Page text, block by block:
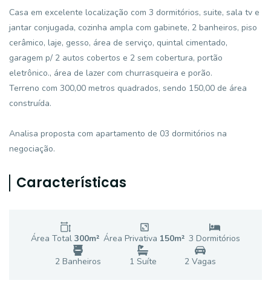
Casa em excelente localização com 3 dormitórios, suite, sala tv e
jantar conjugada, cozinha ampla com gabinete, 2 banheiros, piso
cerâmico, laje, gesso, área de serviço, quintal cimentado,
garagem p/ 2 autos cobertos e 2 sem cobertura, portão
eletrônico., área de lazer com churrasqueira e porão.
Terreno com 300,00 metros quadrados, sendo 150,00 de área
construída.
Analisa proposta com apartamento de 03 dormitórios na
negociação.
Características
Área Total 300m² Área Privativa 150m² 3 Dormitórios
2 Banheiros 1 Suíte 2Vagas